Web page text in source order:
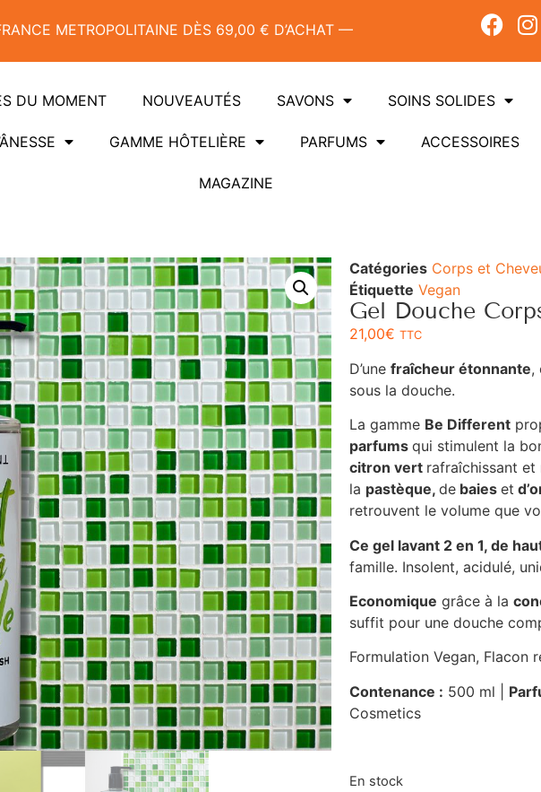
METROPOLITAINE DÈS 69,00 € D’ACHAT —
DU MOMENT NOUVEAUTÉS SAVONS SOINS SOLIDES
GAMME HÔTELIÈRE PARFUMS ACCESSOIRES
MAGAZINE
Catégories Corps et
Étiquette Vegan
Gel Douche
21,00€ TTC
D’une fraîcheur étonnante,
sous la douche.
La gamme Be Different
parfums qui stimulent la
citron vert rafraîchissant et
la pastèque, de baies et
retrouvent le volume que
Ce gel lavant 2 en 1, de
famille. Insolent, acidulé,
Economique grâce à la
suffit pour une douche
Formulation Vegan, Flacon
Contenance : 500 ml |
Cosmetics
En stock